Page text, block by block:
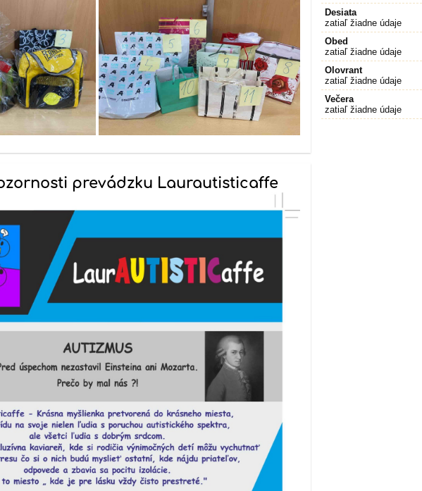
prevádzku Laurautisticaffe
Desiata
zatiaľ žiadne údaje
Obed
zatiaľ žiadne údaje
Olovrant
zatiaľ žiadne údaje
Večera
zatiaľ žiadne údaje